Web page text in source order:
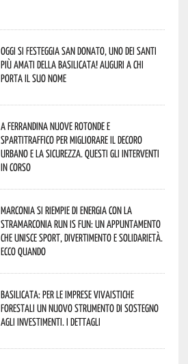
Oggi si festeggia San Donato, uno dei Santi
più amati della Basilicata! Auguri a chi
porta il suo nome
A Ferrandina nuove rotonde e
spartitraffico per migliorare il decoro
urbano e la sicurezza. Questi gli interventi
in corso
Marconia si riempie di energia con la
StraMarconia Run is Fun: un appuntamento
che unisce sport, divertimento e solidarietà.
Ecco quando
Basilicata: per le imprese vivaistiche
forestali un nuovo strumento di sostegno
agli investimenti. I dettagli